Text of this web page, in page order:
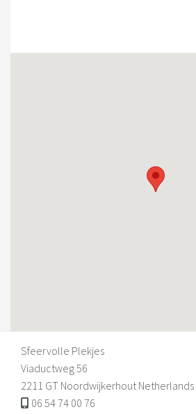
Sfeervolle Plekjes
Viaductweg 56
2211 GT Noordwijkerhout Netherlands
06 54 74 00 76